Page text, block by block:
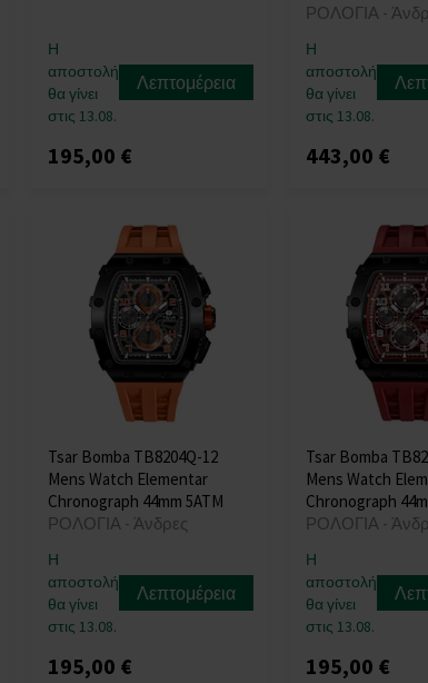
Η
αποστολή
θα γίνει
στις 13.08.
Λεπτομέρεια
195,00 €
ΡΟΛΟΓΙΑ -
Η
αποστολή
θα γίνει
στις 13.08.
443,00 €
Tsar Bomba TB8204Q-12
Mens Watch Elementar
Chronograph 44mm 5ATM
ΡΟΛΟΓΙΑ - Άνδρες
Η
αποστολή
θα γίνει
στις 13.08.
Λεπτομέρεια
195,00 €
Tsar Bomba
Mens Watch
Chronograph
ΡΟΛΟΓΙΑ -
Η
αποστολή
θα γίνει
στις 13.08.
195,00 €